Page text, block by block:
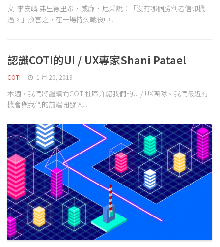
文| 李安嶙 弗里德里希·威廉·尼采說：「沒有哪個勝利者信仰機
遇。」換言之，在一場持久戰役中...
認識COTI的UI / UX專家Shani Patael
COTI 1 月 20, 2019
本週，我們將繼續向COTI社區介紹我們的UI / UX團隊。我們最近有
機會與我們的前端開發人...